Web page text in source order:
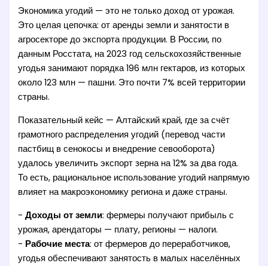
Экономика угодий — это не только доход от урожая.
Это целая цепочка: от аренды земли и занятости в
агросекторе до экспорта продукции. В России, по
данным Росстата, на 2023 год сельскохозяйственные
угодья занимают порядка 196 млн гектаров, из которых
около 123 млн — пашни. Это почти 7% всей территории
страны.
Показательный кейс — Алтайский край, где за счёт
грамотного распределения угодий (перевод части
пастбищ в сенокосы и внедрение севооборота)
удалось увеличить экспорт зерна на 12% за два года.
То есть, рациональное использование угодий напрямую
влияет на макроэкономику региона и даже страны.
-Доходы от земли: фермеры получают прибыль с
урожая, арендаторы — плату, регионы — налоги.
- Рабочие места: от фермеров до переработчиков,
угодья обеспечивают занятость в малых населённых